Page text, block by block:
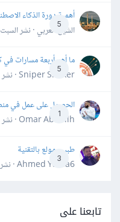
5
أهمية دورة الذكاء
الشيخ العربي · نشرالسبت
5
ما أهم أربعة مسارات
Sniper Shaker · نشر
1
الحصول على عمل في
Omar Abdallh · نشر
3
طبيب مولع بالتقنية
Ahmed Yahia6 · نشر
تابعنا على